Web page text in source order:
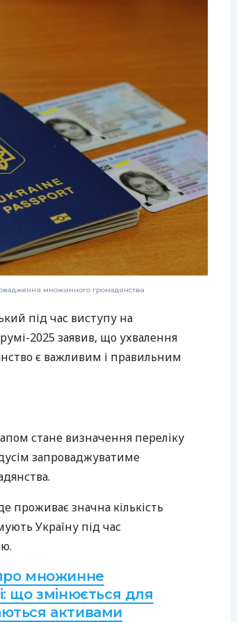
ПУТІВНИКИ ПО
БАНКІВСЬКИХ КАРТКАХ
множинного громадянства
під час виступу на
2025 заявив, що ухвалення
є важливим і правильним
стане визначення переліку
запроваджуватиме
проживає значна кількість
Україну під час
множинне
що змінюється для
активами